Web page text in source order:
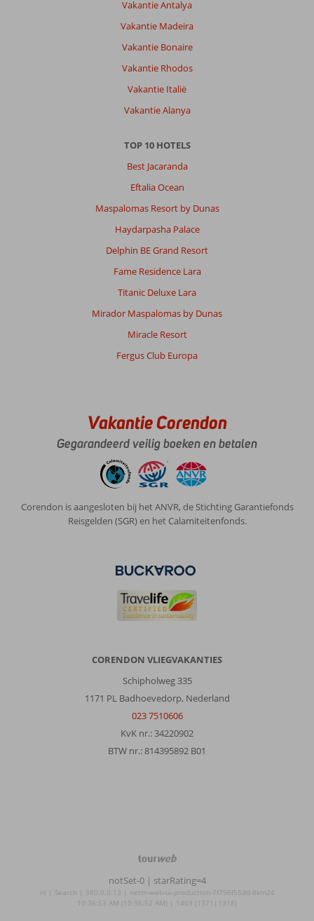
Vakantie Antalya
Vakantie Madeira
Vakantie Bonaire
Vakantie Rhodos
Vakantie Italië
Vakantie Alanya
TOP 10 HOTELS
Best Jacaranda
Eftalia Ocean
Maspalomas Resort by Dunas
Haydarpasha Palace
Delphin BE Grand Resort
Fame Residence Lara
Titanic Deluxe Lara
Mirador Maspalomas by Dunas
Miracle Resort
Fergus Club Europa
Vakantie Corendon
Gegarandeerd veilig boeken en betalen
Corendon is aangesloten bij het ANVR, de Stichting Garantiefonds
Reisgelden (SGR) en het Calamiteitenfonds.
CORENDON VLIEGVAKANTIES
Schipholweg 335
1171 PL Badhoevedorp, Nederland
023 7510606
KvK nr.: 34220902
BTW nr.: 814395892 B01
TourWeb
©
NetMatch
notSet-0 | starRating=4
nl | Search | 380.0.0.13 | netm-web-ui-production-7f756f55dd-8km24
10:36:53 AM (10:36:52 AM) | 1403 (1371|1318)